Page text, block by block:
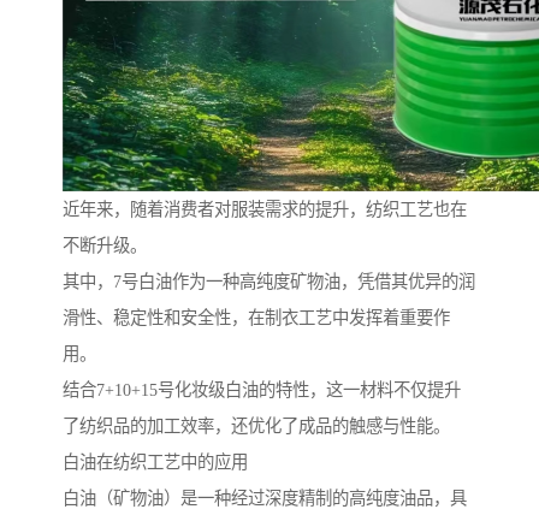
近年来，随着消费者对服装需求的提升，纺织工艺也在
不断升级。
其中，7号白油作为一种高纯度矿物油，凭借其优异的润
滑性、稳定性和安全性，在制衣工艺中发挥着重要作
用。
结合7+10+15号化妆级白油的特性，这一材料不仅提升
了纺织品的加工效率，还优化了成品的触感与性能。
白油在纺织工艺中的应用
白油（矿物油）是一种经过深度精制的高纯度油品，具